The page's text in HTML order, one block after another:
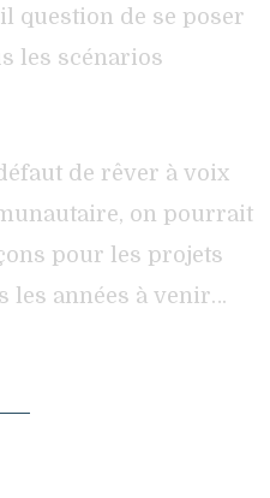
question de se poser
les scénarios
de rêver à voix
on pourrait
pour les projets
les années à venir…